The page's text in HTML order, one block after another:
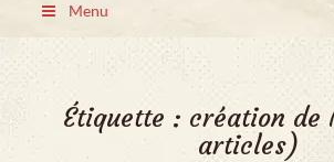
Menu
Étiquette : création de
articles)